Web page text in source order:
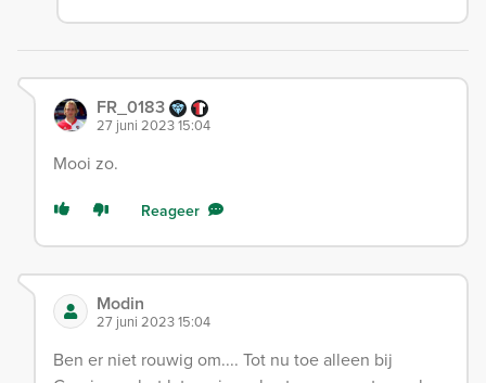
FR_0183
27 juni 2023 15:04
Mooi zo.
Reageer
Modin
27 juni 2023 15:04
Ben er niet rouwig om.... Tot nu toe alleen bij